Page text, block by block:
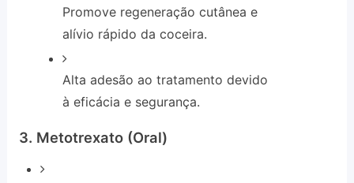
Promove regeneração cutânea e
alívio rápido da coceira.
Alta adesão ao tratamento devido
à eficácia e segurança.
3. Metotrexato (Oral)